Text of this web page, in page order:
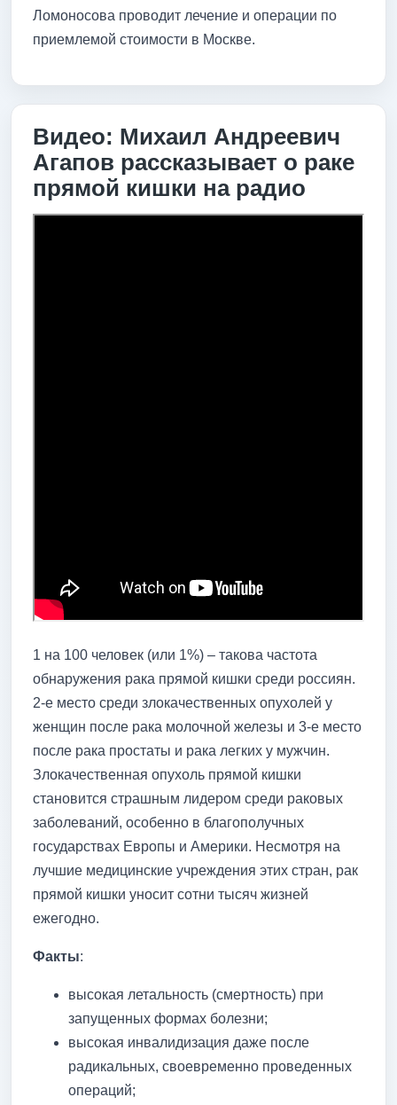
Ломоносова проводит лечение и операции по
приемлемой стоимости в Москве.
Видео: Михаил Андреевич
Агапов рассказывает о раке
прямой кишки на радио
1 на 100 человек (или 1%) – такова частота
обнаружения рака прямой кишки среди россиян.
2-е место среди злокачественных опухолей у
женщин после рака молочной железы и 3-е место
после рака простаты и рака легких у мужчин.
Злокачественная опухоль прямой кишки
становится страшным лидером среди раковых
заболеваний, особенно в благополучных
государствах Европы и Америки. Несмотря на
лучшие медицинские учреждения этих стран, рак
прямой кишки уносит сотни тысяч жизней
ежегодно.
Факты:
высокая летальность (смертность) при
запущенных формах болезни;
высокая инвалидизация даже после
радикальных, своевременно проведенных
операций;